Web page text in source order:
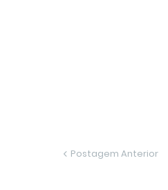
Postagem Anterior